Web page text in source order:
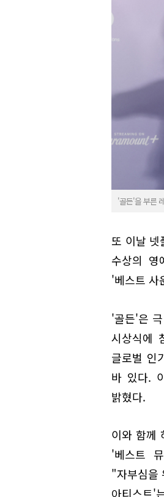
'골든'을 부른
또 이날
수상의
'베스트 사
'골든'은
시상식에
글로벌 인
바 있다.
밝혔다.
이와 함께
'베스트
"자부심을
아티스트'